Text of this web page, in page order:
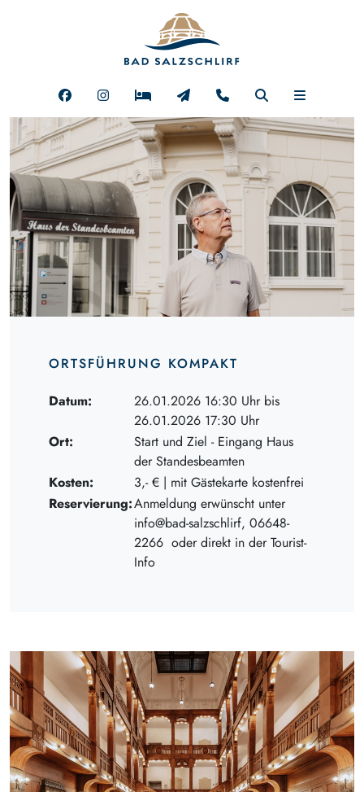
ORTSFÜHRUNG KOMPAKT
Datum:
26.01.2026 16:30 Uhr bis
26.01.2026 17:30 Uhr
Ort:
Start und Ziel - Eingang Haus
der Standesbeamten
Kosten:
3,- € | mit Gästekarte kostenfrei
Reservierung:Anmeldung erwünscht unter
info@bad-salzschlirf, 06648-
2266 oder direkt in der Tourist-
Info